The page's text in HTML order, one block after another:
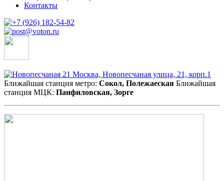
Контакты
Москва, Новопесчаная улица, 21, корп.1
Ближайшая станция метро: Сокол, Полежаеская Ближайшая
станция МЦК: Панфиловская, Зорге